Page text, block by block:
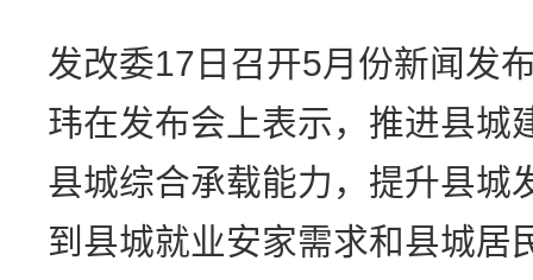
发改委17日召开5月份新闻发
玮在发布会上表示，推进县城
县城综合承载能力，提升县城
到县城就业安家需求和县城居